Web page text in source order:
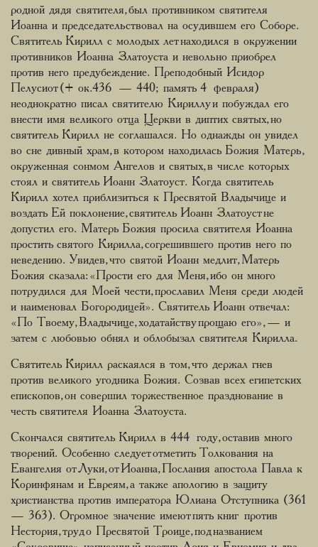
родной дядя святителя, был противником святителя
Иоанна и председательствовал на осудившем его Соборе.
Святитель Кирилл с молодых лет находился в окружении
противников Иоанна Златоуста и невольно приобрел
против него предубеждение. Преподобный Исидор
Пелусиот (+ ок.436 — 440; память 4 февраля)
неоднократно писал святителю Кириллу и побуждал его
внести имя великого отца Церкви в диптих святых, но
святитель Кирилл не соглашался. Но однажды он увидел
во сне дивный храм, в котором находилась Божия Матерь,
окруженная сонмом Ангелов и святых, в числе которых
стоял и святитель Иоанн Златоуст. Когда святитель
Кирилл хотел приблизиться к Пресвятой Владычице и
воздать Ей поклонение, святитель Иоанн Златоуст не
допустил его. Матерь Божия просила святителя Иоанна
простить святого Кирилла, согрешившего против него по
неведению. Увидев, что святой Иоанн медлит, Матерь
Божия сказала: «Прости его для Меня, ибо он много
потрудился для Моей чести, прославил Меня среди людей
и наименовал Богородицей». Святитель Иоанн отвечал:
«По Твоему, Владычице, ходатайству прощаю его», — и
затем с любовью обнял и облобызал святителя Кирилла.
Святитель Кирилл раскаялся в том, что держал гнев
против великого угодника Божия. Созвав всех египетских
епископов, он совершил торжественное празднование в
честь святителя Иоанна Златоуста.
Скончался святитель Кирилл в 444 году, оставив много
творений. Особенно следует отметить Толкования на
Евангелия от Луки, от Иоанна, Послания апостола Павла к
Коринфянам и Евреям, а также апологию в защиту
христианства против императора Юлиана Отступника (361
— 363). Огромное значение имеют пять книг против
Нестория, труд о Пресвятой Троице, под названием